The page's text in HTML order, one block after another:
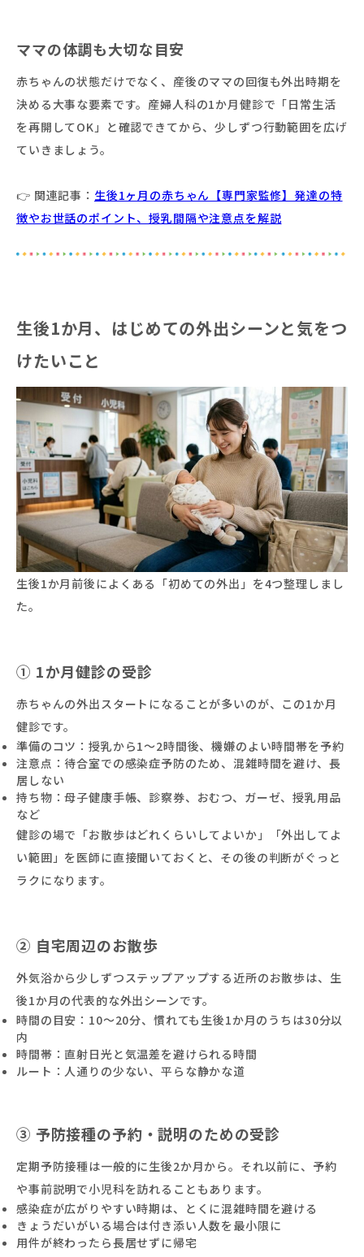
ママの体調も大切な目安
赤ちゃんの状態だけでなく、産後のママの回復も外出時期を
決める大事な要素です。産婦人科の1か月健診で「日常生活
を再開してOK」と確認できてから、少しずつ行動範囲を広げ
ていきましょう。
👉 関連記事： 生後1ヶ月の赤ちゃん【専門家監修】発達の特
徴やお世話のポイント、授乳間隔や注意点を解説
生後1か月、はじめての外出シーンと気をつ
けたいこと
生後1か月前後によくある「初めての外出」を4つ整理しまし
た。
① 1か月健診の受診
赤ちゃんの外出スタートになることが多いのが、この1か月
健診です。
準備のコツ：授乳から1〜2時間後、機嫌のよい時間帯を予約
注意点：待合室での感染症予防のため、混雑時間を避け、長
居しない
持ち物：母子健康手帳、診察券、おむつ、ガーゼ、授乳用品
など
健診の場で「お散歩はどれくらいしてよいか」「外出してよ
い範囲」を医師に直接聞いておくと、その後の判断がぐっと
ラクになります。
② 自宅周辺のお散歩
外気浴から少しずつステップアップする近所のお散歩は、生
後1か月の代表的な外出シーンです。
時間の目安：10〜20分、慣れても生後1か月のうちは30分以
内
時間帯：直射日光と気温差を避けられる時間
ルート：人通りの少ない、平らな静かな道
③ 予防接種の予約・説明のための受診
定期予防接種は一般的に生後2か月から。それ以前に、予約
や事前説明で小児科を訪れることもあります。
感染症が広がりやすい時期は、とくに混雑時間を避ける
きょうだいがいる場合は付き添い人数を最小限に
用件が終わったら長居せずに帰宅